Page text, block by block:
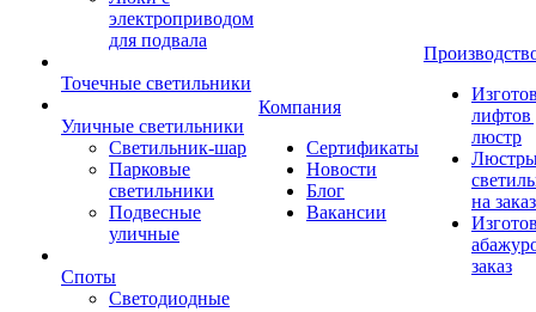
электроприводом
для подвала
Точечные светильники
Уличные светильники
Светильник-шар
Парковые
светильники
Подвесные
уличные
Споты
Светодиодные
Компания
Сертификаты
Новости
Блог
Вакансии
лифтов
люстр
на заказ
заказ